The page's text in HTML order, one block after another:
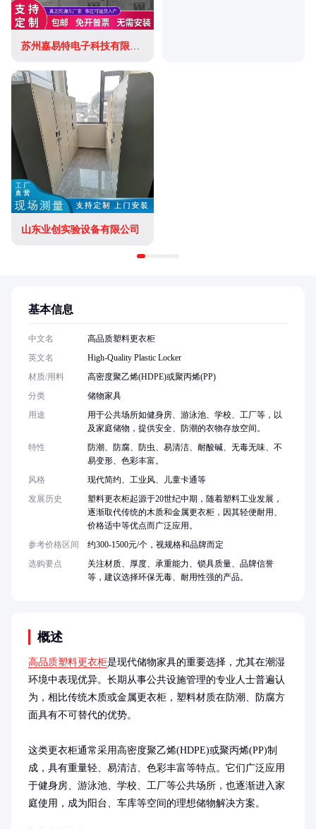
苏州嘉易特电子科技有限公司
山东业创实验设备有限公司
概述
高品质塑料更衣柜是现代储物家具的重要选择，尤其在潮湿
环境中表现优异。长期从事公共设施管理的专业人士普遍认
为，相比传统木质或金属更衣柜，塑料材质在防潮、防腐方
面具有不可替代的优势。
这类更衣柜通常采用高密度聚乙烯(HDPE)或聚丙烯(PP)制
成，具有重量轻、易清洁、色彩丰富等特点。它们广泛应用
于健身房、游泳池、学校、工厂等公共场所，也逐渐进入家
庭使用，成为阳台、车库等空间的理想储物解决方案。
基本信息
中文名
高品质塑料更衣柜
英文名
High-Quality Plastic Locker
材质/用料
高密度聚乙烯(HDPE)或聚丙烯(PP)
分类
储物家具
用途
用于公共场所如健身房、游泳池、学校、工厂等，以
及家庭储物，提供安全、防潮的衣物存放空间。
特性
防潮、防腐、防虫、易清洁、耐酸碱、无毒无味、不
易变形、色彩丰富。
风格
现代简约、工业风、儿童卡通等
发展历史
塑料更衣柜起源于20世纪中期，随着塑料工业发展，
逐渐取代传统的木质和金属更衣柜，因其轻便耐用、
价格适中等优点而广泛应用。
参考价格区间
约300-1500元/个，视规格和品牌而定
选购要点
关注材质、厚度、承重能力、锁具质量、品牌信誉
等，建议选择环保无毒、耐用性强的产品。